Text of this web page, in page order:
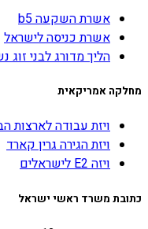
אשרת השקעה b5
אשרת כניסה לישראל
הליך מדורג לבני זוג
מחלקה אמריקאית
ויזת עבודה לארצות
ויזת הגירה גרין קארד
ויזה E2 לישראלים
כתובת משרד ראשי ישראל